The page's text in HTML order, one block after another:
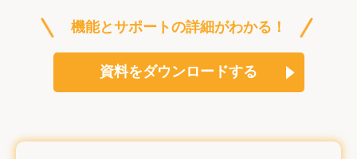
機能とサポートの詳細がわかる！
資料をダウンロードする